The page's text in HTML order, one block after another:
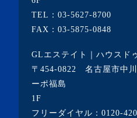
・2021年2月(3記事)
・2021年1月(3記事)
・2020年12月(7記事)
・2020年11月(5記事)
・2020年10月(3記事)
TEL： 03-5627-8700
FAX：03-5875-0848
GLエステイト｜ハウスド
〒454-0822 名古屋市中
ーポ福島
1F
フリーダイヤル： 0120-